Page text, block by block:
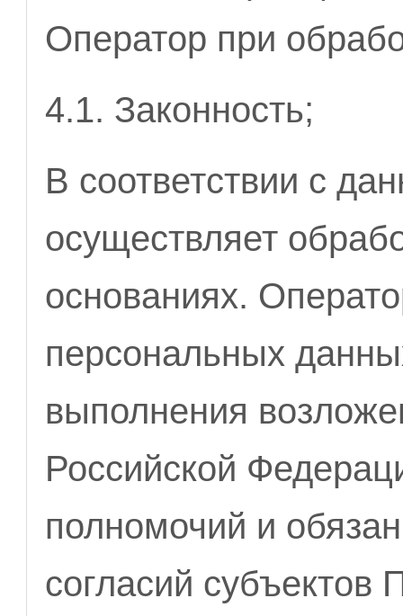
Оператор при
4.1. Законность;
В соответствии с
осуществляет
основаниях.
персональных
выполнения
Российской
полномочий и
согласий субъектов